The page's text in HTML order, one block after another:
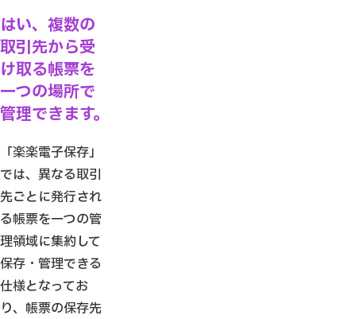
はい、複数の
取引先から受
け取る帳票を
一つの場所で
管理できます。
「楽楽電子保存」
では、異なる取引
先ごとに発行され
る帳票を一つの管
理領域に集約して
保存・管理できる
仕様となってお
り、帳票の保存先